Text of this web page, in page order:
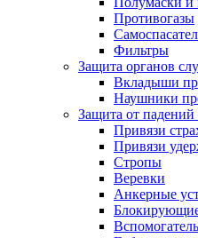
Противогазы
Фильтры
Защита органов
Вкладыши
Наушники
Защита от
Привязи
Привязи
Стропы
Веревки
Анкерные